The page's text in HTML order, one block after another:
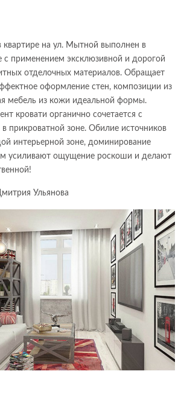
квартире на ул. Мытной выполнен в
с применением эксклюзивной и дорогой
отделочных материалов. Обращает
оформление стен, композиции из
мебель из кожи идеальной формы.
кровати органично сочетается с
прикроватной зоне. Обилие источников
интерьерной зоне, доминирование
усиливают ощущение роскоши и делают
Ульянова